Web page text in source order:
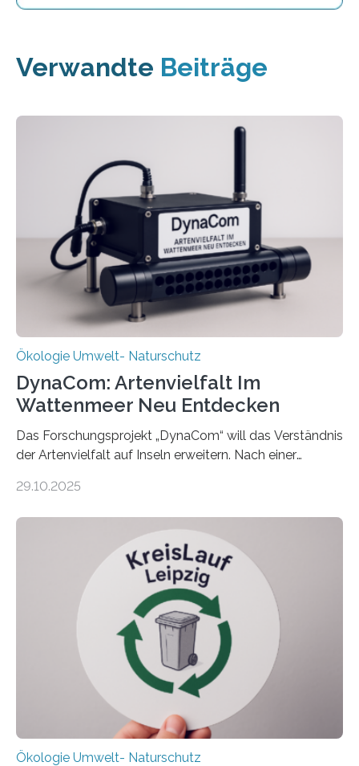
Verwandte Beiträge
Ökologie Umwelt- Naturschutz
DynaCom: Artenvielfalt Im
Wattenmeer Neu Entdecken
Das Forschungsprojekt „DynaCom“ will das Verständnis
der Artenvielfalt auf Inseln erweitern. Nach einer
Beobachtungen im Wattenmeer ist nun eine große
Oldenburg befassen sich insbesondere damit, wie ein
Ökosystem gedeiht – und wie sich dieser Prozess
verlässlich prognostizieren lässt. Grünes Licht für
„DynaCom“: Die Deutsche Forschungsgemeinschaft
(DFG) fördert das Anfang 2019 gestartete
Forschungsprojekt an der Universität Oldenburg für
zwei weitere Jahre mit rund 1,2 Millionen Euro. „Wir
freuen uns sehr über…
29.10.2025
Ökologie Umwelt- Naturschutz